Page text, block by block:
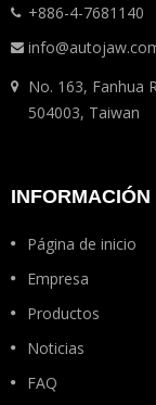
+886-4-7681140
No. 163, Fanhua
504003, Taiwan
INFORMACIÓN
Página de inicio
Empresa
Productos
Noticias
FAQ